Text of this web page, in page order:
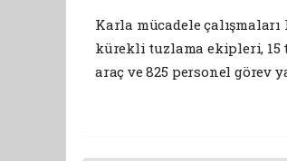
Karla mücadele çalışmaları
kürekli tuzlama ekipleri, 15
araç ve 825 personel görev